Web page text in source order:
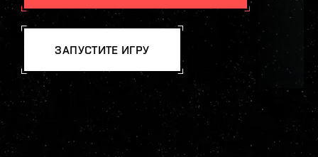
ЗАПУСТИТЕ ИГРУ